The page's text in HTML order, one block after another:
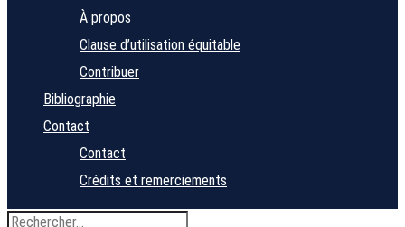
À propos
Clause d’utilisation équitable
Contribuer
Bibliographie
Contact
Contact
Crédits et remerciements